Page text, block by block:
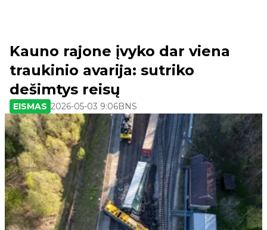
Kauno rajone įvyko dar viena
traukinio avarija: sutriko
dešimtys reisų
EISMAS 2026-05-03 9:06BNS